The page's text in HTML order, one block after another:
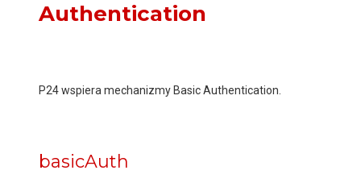
Authentication
P24 wspiera mechanizmy Basic Authentication.
basicAuth